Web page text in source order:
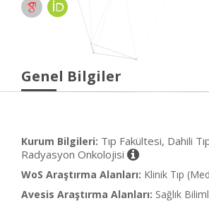
Genel Bilgiler
Kurum Bilgileri: Tıp Fakültesi, Dahili
Radyasyon Onkolojisi
WoS Araştırma Alanları: Klinik Tıp
Avesis Araştırma Alanları: Sağlık